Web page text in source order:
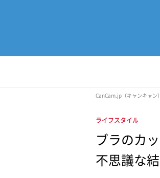
CanCam.jp（キャンキャン）
ライフスタイル
ブラのカ
不思議な